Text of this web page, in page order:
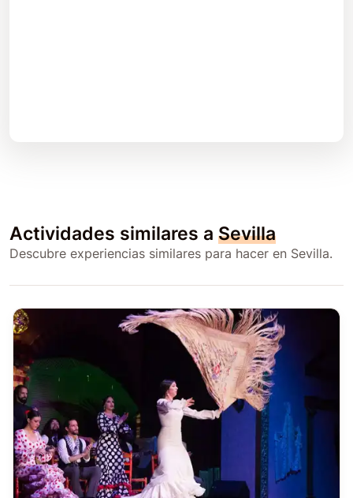
Actividades similares a Sevilla
Descubre experiencias similares para hacer en Sevilla.